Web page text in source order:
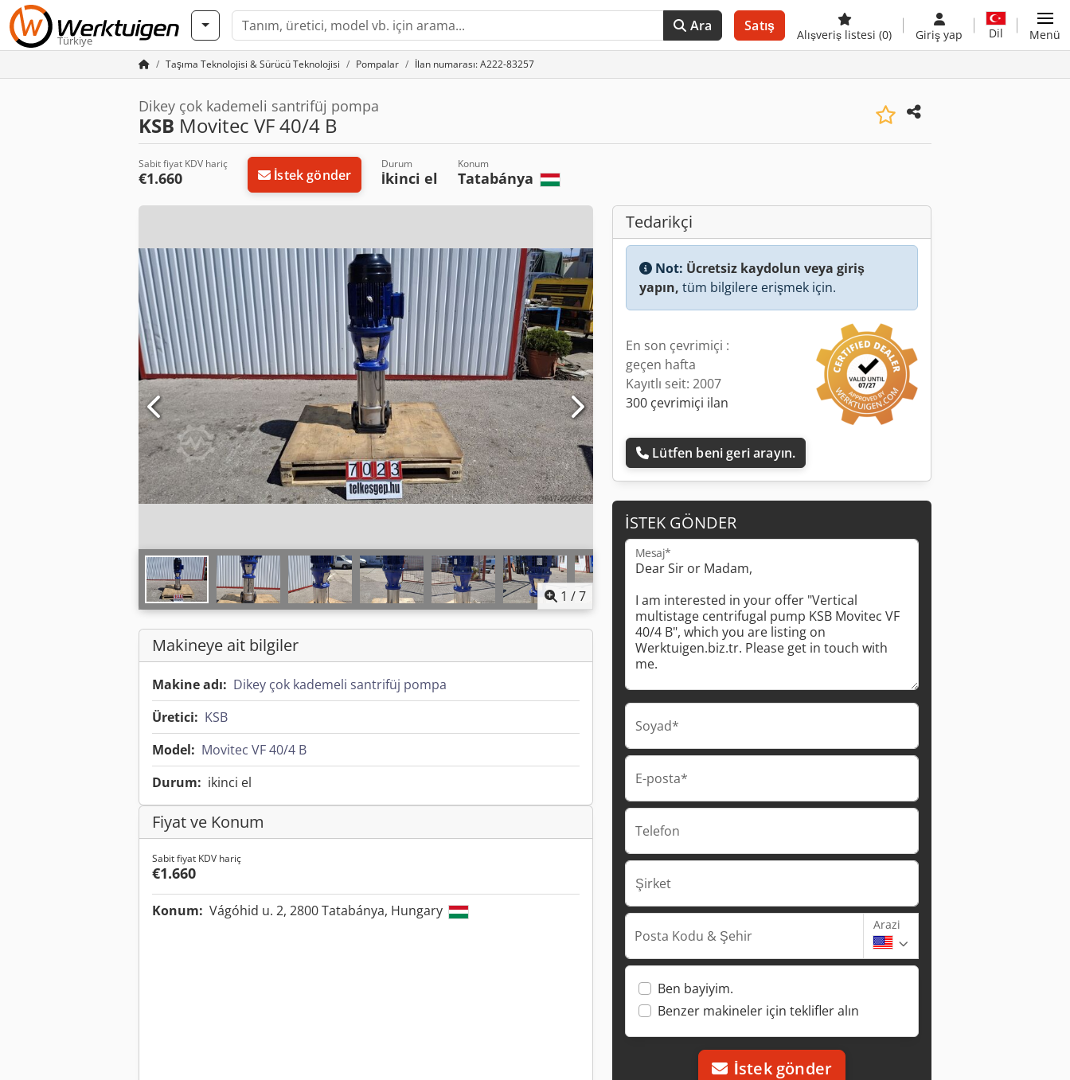
Türkiye
Ara Satış
Alışveriş listesi (0) Giriş yap Dil Menü
Taşıma Teknolojisi & Sürücü Teknolojisi Pompalar İlan numarası: A222-83257
Dikey çok kademeli santrifüj pompa
KSB Movitec VF 40/4 B
Sabit fiyat KDV hariç
€1.660 İstek gönder
Durum
İkinci el
Konum
Tatabánya
1 /7
Makineye ait bilgiler
Makine adı: Dikey çok kademeli santrifüj pompa
Üretici: KSB
Model: Movitec VF 40/4 B
Durum: ikinci el
Fiyat ve Konum
Sabit fiyat KDV hariç
€1.660
Konum: Vágóhid u. 2, 2800 Tatabánya, Hungary
Tedarikçi
Not: Ücretsiz kaydolun veya giriş
yapın, tüm bilgilere erişmek için.
En son çevrimiçi :
geçen hafta
Kayıtlı seit: 2007
300 çevrimiçi ilan
Lütfen beni geri arayın.
İSTEK GÖNDER
Mesaj*
Soyad*
E-posta*
Telefon
Şirket
Posta Kodu & Şehir
Arazi
Ben bayiyim.
Benzer makineler için teklifler alın
İstek gönder